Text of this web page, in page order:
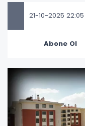
21-10-2025 22:05
Abone Ol